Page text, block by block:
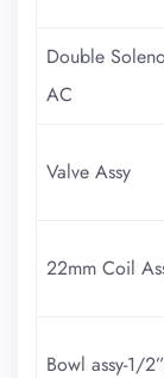
Double
AC
Valve Assy
22mm Coil
Bowl assy-1/